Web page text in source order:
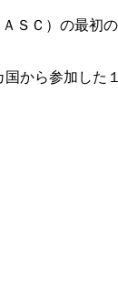
ＳＣ）の最初
から参加した